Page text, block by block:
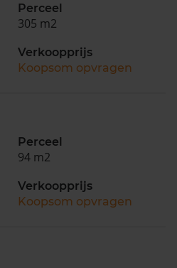
Perceel
305 m2
Verkoopprijs
Koopsom opvragen
Perceel
94 m2
Verkoopprijs
Koopsom opvragen